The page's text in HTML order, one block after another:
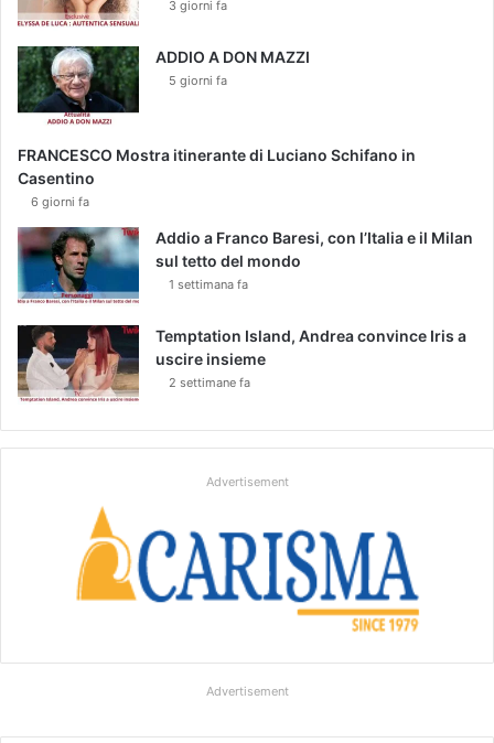
3 giorni fa
ADDIO A DON MAZZI
5 giorni fa
FRANCESCO Mostra itinerante di Luciano Schifano in
Casentino
6 giorni fa
Addio a Franco Baresi, con l’Italia e il Milan
sul tetto del mondo
1 settimana fa
Temptation Island, Andrea convince Iris a
uscire insieme
2 settimane fa
Advertisement
Advertisement